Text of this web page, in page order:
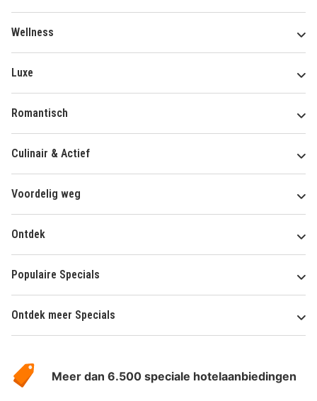
Wellness
Luxe
Romantisch
Culinair & Actief
Voordelig weg
Ontdek
Populaire Specials
Ontdek meer Specials
HotelSpecials
Meer dan 6.500 speciale hotelaanbiedingen